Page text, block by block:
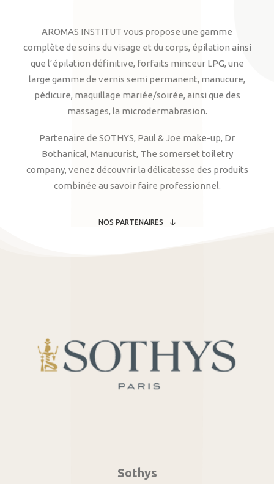
AROMAS INSTITUT vous propose une gamme
complète de soins du visage et du corps, épilation ainsi
que l’épilation définitive, forfaits minceur LPG, une
large gamme de vernis semi permanent, manucure,
pédicure, maquillage mariée/soirée, ainsi que des
massages, la microdermabrasion.
Partenaire de SOTHYS, Paul & Joe make-up, Dr
Bothanical, Manucurist, The somerset toiletry
company, venez découvrir la délicatesse des produits
combinée au savoir faire professionnel.
NOS PARTENAIRES
Sothys